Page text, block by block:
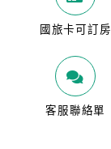
國旅卡可訂房
客服聯絡單